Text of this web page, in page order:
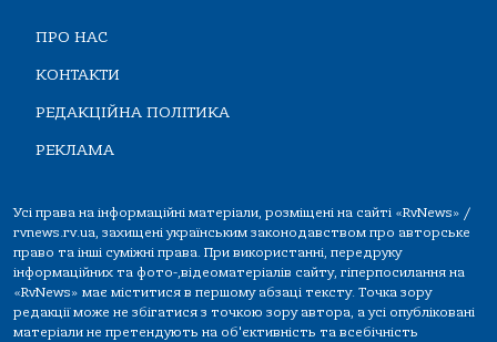
ПРО НАС
КОНТАКТИ
РЕДАКЦІЙНА ПОЛІТИКА
РЕКЛАМА
Усі права на інформаційні матеріали, розміщені на сайті «RvNews» /
rvnews.rv.ua, захищені українським законодавством про авторське
право та інші суміжні права. При використанні, передруку
інформаційних та фото-,відеоматеріалів сайту, гіперпосилання на
«RvNews» має міститися в першому абзаці тексту. Точка зору
редакції може не збігатися з точкою зору автора, а усі опубліковані
матеріали не претендують на об'єктивність та всебічність